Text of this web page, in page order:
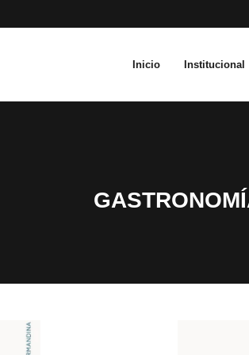
Inicio Institucional